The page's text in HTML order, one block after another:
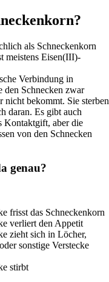
als Schneckenkorn
meistens Eisen(III)-
Verbindung in
den Schnecken zwar
nicht bekommt. Sie sterben
daran. Es gibt auch
Kontaktgift, aber die
von den Schnecken
genau?
frisst das Schneckenkorn
verliert den Appetit
zieht sich in Löcher,
sonstige Verstecke
stirbt